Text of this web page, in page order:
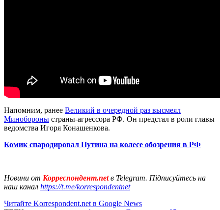
Напомним, ранее Великий в очередной раз высмеял
Минобороны страны-агрессора РФ. Он предстал в роли главы
ведомства Игоря Конашенкова.
Комик спародировал Путина на колесе обозрения в РФ
Новини от Корреспондент.netв Telegram. Підписуйтесь на
наш канал https://t.me/korrespondentnet
Читайте Korrespondent.net в Google News